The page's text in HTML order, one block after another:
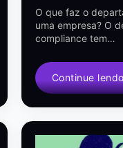
O que faz o
uma empresa? O
compliance tem…
Continue lendo